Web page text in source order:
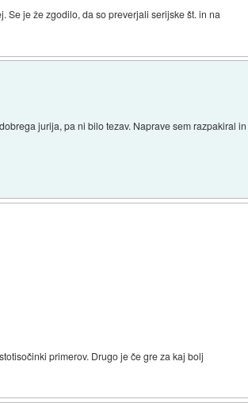
Se je že zgodilo, da so preverjali serijske št. in na
jurija, pa ni bilo tezav. Naprave sem razpakiral in
primerov. Drugo je če gre za kaj bolj